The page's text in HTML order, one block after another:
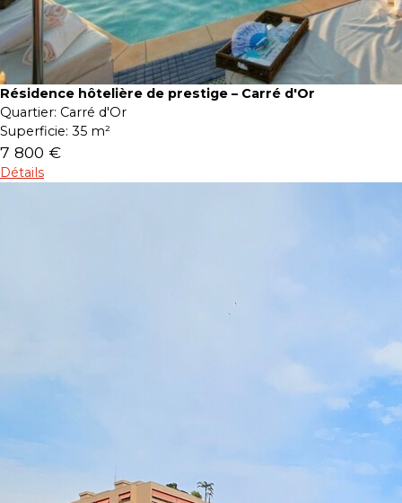
Résidence hôtelière de prestige – Carré d'Or
Quartier: Carré d'Or
Superficie: 35 m²
7 800 €
Détails